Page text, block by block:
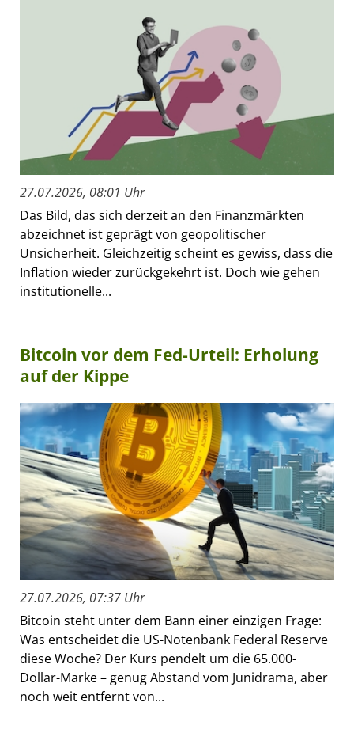
27.07.2026, 08:01 Uhr
Das Bild, das sich derzeit an den Finanzmärkten
abzeichnet ist geprägt von geopolitischer
Unsicherheit. Gleichzeitig scheint es gewiss, dass die
Inflation wieder zurückgekehrt ist. Doch wie gehen
institutionelle...
Bitcoin vor dem Fed-Urteil: Erholung
auf der Kippe
27.07.2026, 07:37 Uhr
Bitcoin steht unter dem Bann einer einzigen Frage:
Was entscheidet die US-Notenbank Federal Reserve
diese Woche? Der Kurs pendelt um die 65.000-
Dollar-Marke – genug Abstand vom Junidrama, aber
noch weit entfernt von...